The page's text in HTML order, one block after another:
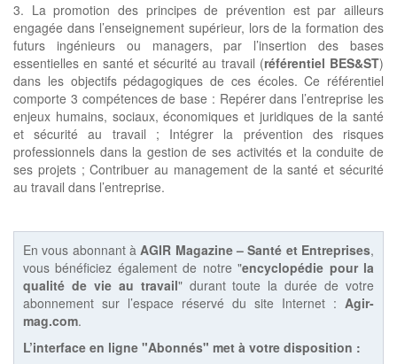
3. La promotion des principes de prévention est par ailleurs
engagée dans l’enseignement supérieur, lors de la formation des
futurs ingénieurs ou managers, par l’insertion des bases
essentielles en santé et sécurité au travail (référentiel BES&ST)
dans les objectifs pédagogiques de ces écoles. Ce référentiel
comporte 3 compétences de base : Repérer dans l’entreprise les
enjeux humains, sociaux, économiques et juridiques de la santé
et sécurité au travail ; Intégrer la prévention des risques
professionnels dans la gestion de ses activités et la conduite de
ses projets ; Contribuer au management de la santé et sécurité
au travail dans l’entreprise.
En vous abonnant àAGIR Magazine – Santé et Entreprises,
vous bénéficiez également de notre "encyclopédie pour la
qualité de vie au travail" durant toute la durée de votre
abonnement sur l’espace réservé du site Internet : Agir-
mag.com.
L’interface en ligne "Abonnés" met à votre disposition :